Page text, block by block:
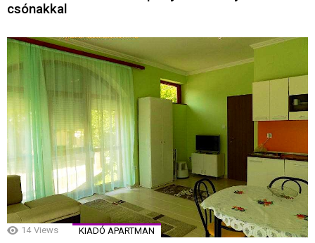
csónakkal
14 Views KIADÓ APARTMAN